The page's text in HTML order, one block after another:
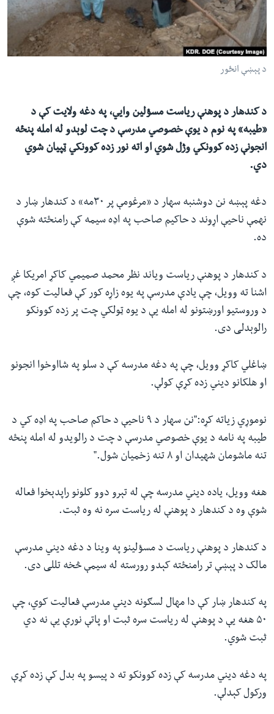
شئ
لټون
ځای
له مونږ سره په تماس کې پاتې شئ
د پېښې انځور
د کندهار د پوهنې ریاست مسؤلین وايي، په دغه ولایت کې د
«طیبه» په نوم د یوې خصوصي مدرسې د چت لوېدو له امله پنځه
انجونې زده کوونکي وژل شوي او اته نور زده کوونکي ټپیان شوي
دي.
دغه پېښه نن دوشنبه سهار د «مرغومې پر ۳۰مه» د کندهار ښار د
نهمې ناحیې اړوند د حاکیم صاحب په اډه سیمه کې رامنځته شوې
ده.
د کندهار د پوهنې ریاست ویاند نظر محمد صمیمي کاکړ امریکا غږ
اشنا ته وویل، چې یادې مدرسې په یوه زاړه کور کې فعالیت کوه، چې
د وروستیو اورښتونو له امله یې د یوه ټولکي چت پر زده کوونکو
رالوېدلی دی.
ښاغلي کاکړ وویل، چې په دغه مدرسه کې د سلو په شااوخوا انجونو
او هلکانو دیني زده کړې کولې.
نوموړي زیاته کړه:"نن سهار د ۹ ناحیې د حاکم صاحب په اډه کي د
طیبه په نامه د یوې خصوصي مدرسې د چت د رالویدو له امله پنځه
تنه ماشومان شهیدان او ۸ تنه زخمیان شول."
هغه وویل، یاده دیني مدرسه چې له تېرو دوو کلونو راپدېخوا فعاله
شوې وه د کندهار د پوهنې له ریاست سره نه وه ثبت.
د کندهار د پوهنې ریاست د مسؤلینو په وینا د دغه دیني مدرسې
مالک د پېښې تر رامنځته کېدو رورسته له سیمې څخه تللی دی.
په کندهار ښار کې دا مهال لسګونه دیني مدرسې فعالیت کوي، چې
۵۰ هغه یې د پوهنې له ریاست سره ثبت او پاتې نورې یې نه دي
ثبت شوي.
په دغه دیني مدرسه کې زده کوونکو ته د پیسو په بدل کې زده کړې
ورکول کېدلې.